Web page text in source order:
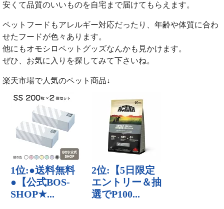
安くて品質のいいものを自宅まで届けてもらえます。
ペットフードもアレルギー対応だったり、年齢や体質に合わ
せたフードが色々あります。
他にもオモシロペットグッズなんかも見かけます。
ぜひ、お気に入りを探してみて下さいね。
楽天市場で人気のペット商品↓